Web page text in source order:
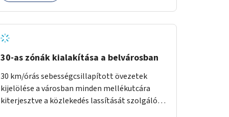
30-as zónák kialakítása a belvárosban
30 km/órás sebességcsillapított övezetek
kijelölése a városban minden mellékutcára
kiterjesztve a közlekedés lassítását szolgáló